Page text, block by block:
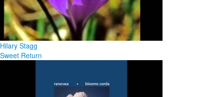
Hilary Stagg
Sweet Return